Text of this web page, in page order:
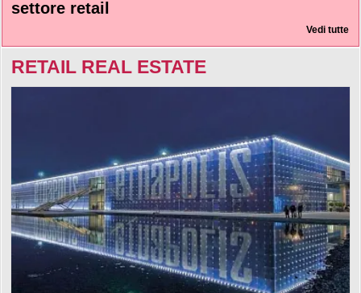
settore retail
Vedi tutte
RETAIL REAL ESTATE